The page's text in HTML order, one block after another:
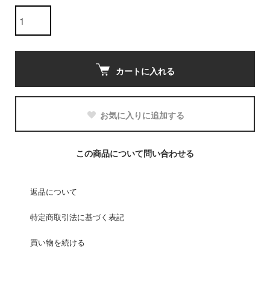
カートに入れる
お気に入りに追加する
この商品について問い合わせる
返品について
特定商取引法に基づく表記
買い物を続ける